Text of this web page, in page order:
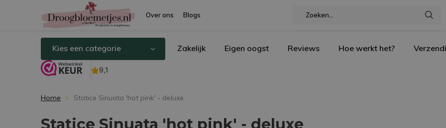
Over ons Blogs
Kies een categorie Zakelijk Eigen oogst Reviews Hoe werkt het?
Home Statice Sinuata 'hot pink' - deluxe
Statice Sinuata 'hot pink' - deluxe